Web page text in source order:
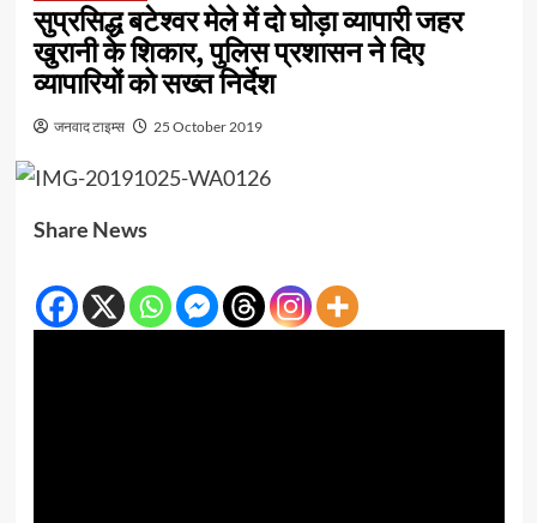
सुप्रसिद्ध बटेश्वर मेले में दो घोड़ा व्यापारी जहर
खुरानी के शिकार, पुलिस प्रशासन ने दिए
व्यापारियों को सख्त निर्देश
जनवाद टाइम्स 25 October 2019
Share News